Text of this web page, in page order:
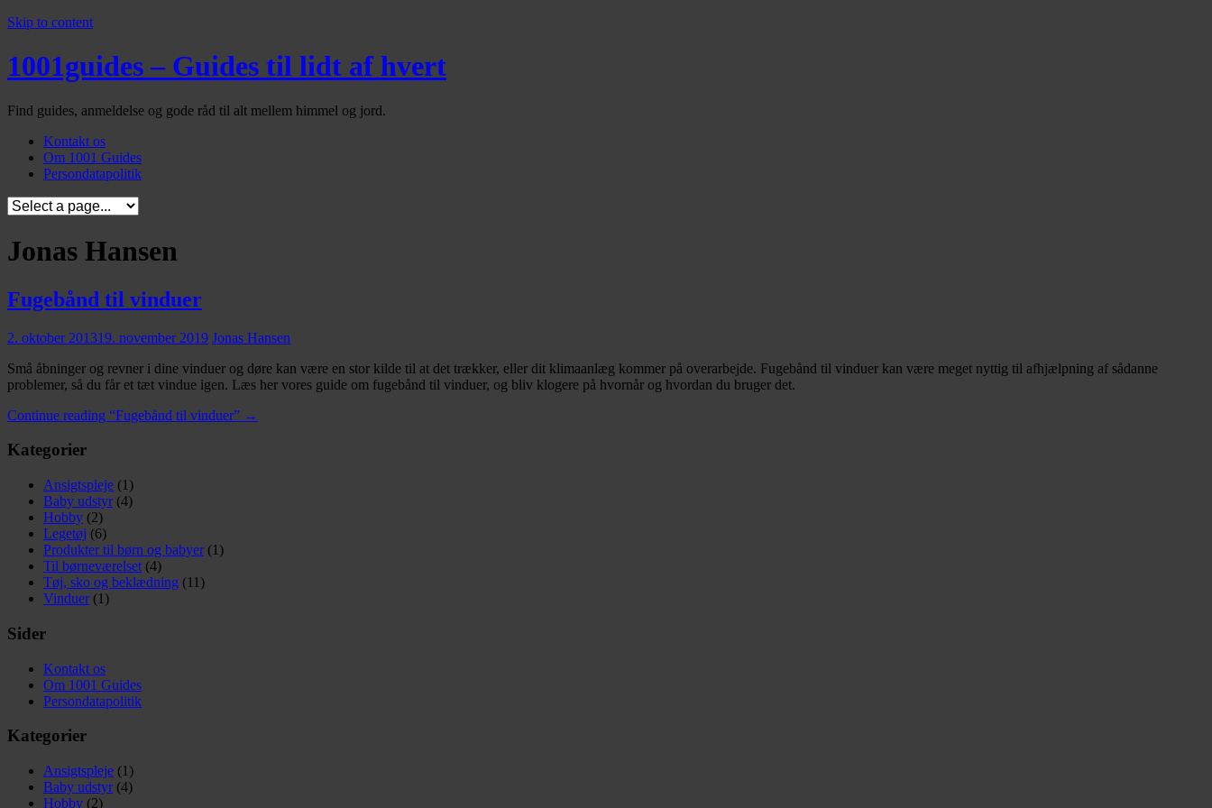
Skip to content
1001guides – Guides til lidt af hvert
Find guides, anmeldelse og gode råd til alt mellem himmel og jord.
Kontakt os
Om 1001 Guides
Persondatapolitik
Jonas Hansen
Fugebånd til vinduer
2. oktober 201319. november 2019 Jonas Hansen
Små åbninger og revner i dine vinduer og døre kan være en stor kilde til at det trækker, eller dit klimaanlæg kommer på overarbejde. Fugebånd til vinduer kan være meget nyttig til afhjælpning af sådanne
problemer, så du får et tæt vindue igen. Læs her vores guide om fugebånd til vinduer, og bliv klogere på hvornår og hvordan du bruger det.
Continue reading “Fugebånd til vinduer” →
Kategorier
Ansigtspleje (1)
Baby udstyr(4)
Hobby (2)
Legetøj (6)
Produkter til børn og babyer(1)
Til børneværelset (4)
Tøj, sko og beklædning (11)
Vinduer(1)
Sider
Kontakt os
Om 1001 Guides
Persondatapolitik
Kategorier
Ansigtspleje (1)
Baby udstyr(4)
Hobby (2)